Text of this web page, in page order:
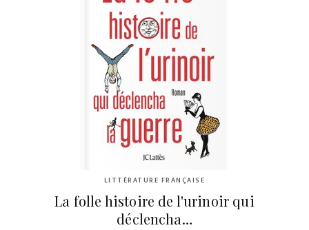
LITTÉRATURE FRANÇAISE
La folle histoire de l'urinoir qui
déclencha…